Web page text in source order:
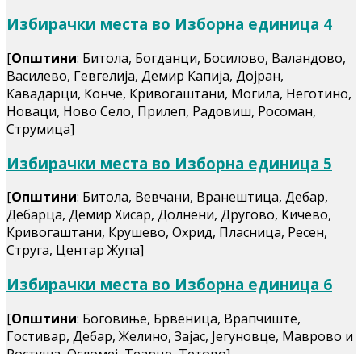
Избирачки места во Изборна единица 4
[Општини: Битола, Богданци, Босилово, Валандово,
Василево, Гевгелија, Демир Капија, Дојран,
Кавадарци, Конче, Кривогаштани, Могила, Неготино,
Новаци, Ново Село, Прилеп, Радовиш, Росоман,
Струмица]
Избирачки места во Изборна единица 5
[Општини: Битола, Вевчани, Вранештица, Дебар,
Дебарца, Демир Хисар, Долнени, Другово, Кичево,
Кривогаштани, Крушево, Охрид, Пласница, Ресен,
Струга, Центар Жупа]
Избирачки места во Изборна единица 6
[Општини: Боговиње, Брвеница, Врапчиште,
Гостивар, Дебар, Желино, Зајас, Јегуновце, Маврово и